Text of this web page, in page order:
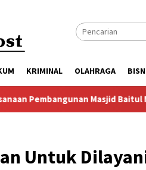
KRIMINAL OLAHRAGA
Masjid Baitul Mukminin
Untuk